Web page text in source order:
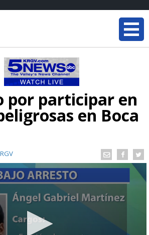
por participar en
en Boca